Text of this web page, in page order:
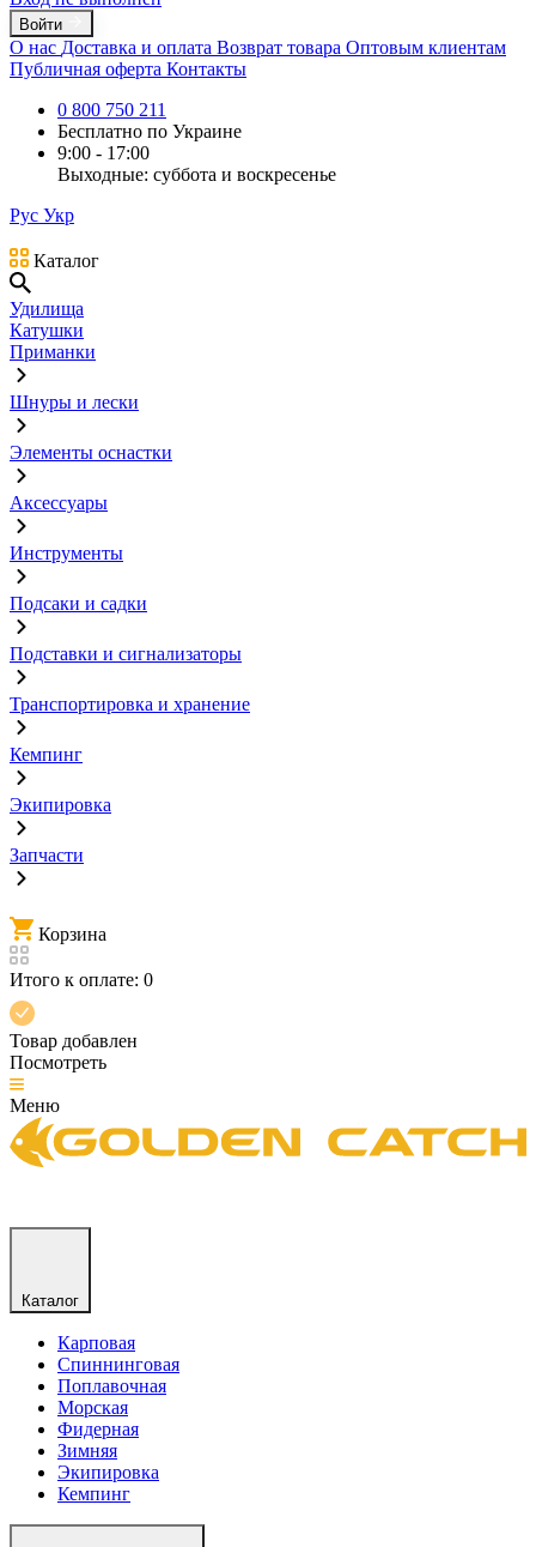
Войти
О нас Доставка и оплата Возврат товара Оптовым клиентам
Публичная оферта Контакты
0 800 750 211
Бесплатно по Украине
9:00 - 17:00
Выходные: суббота и воскресенье
Рус Укр
Каталог
Удилища
Катушки
Приманки
Шнуры и лески
Элементы оснастки
Аксессуары
Инструменты
Подсаки и садки
Подставки и сигнализаторы
Транспортировка и хранение
Кемпинг
Экипировка
Запчасти
Корзина
Итого к оплате: 0
Товар добавлен
Посмотреть
Меню
Каталог
Карповая
Спиннинговая
Поплавочная
Морская
Фидерная
Зимняя
Экипировка
Кемпинг